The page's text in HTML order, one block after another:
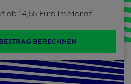
ab 14,55 Euro im Monat1
BERECHNEN